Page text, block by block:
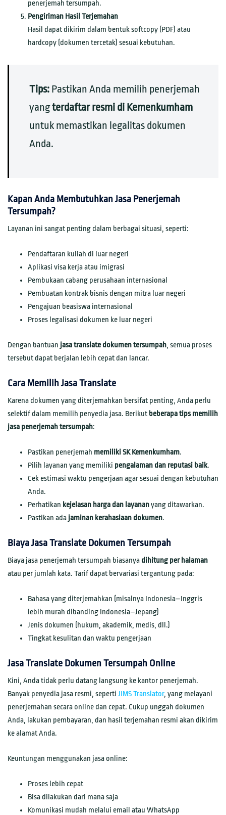
penerjemah tersumpah.
Pengiriman Hasil Terjemahan
Hasil dapat dikirim dalam bentuk softcopy (PDF) atau
hardcopy (dokumen tercetak) sesuai kebutuhan.
Tips: Pastikan Anda memilih penerjemah
yangterdaftar resmi di Kemenkumham
untuk memastikan legalitas dokumen
Anda.
Kapan Anda Membutuhkan Jasa Penerjemah
Tersumpah?
Layanan ini sangat penting dalam berbagai situasi, seperti:
Pendaftaran kuliah di luar negeri
Aplikasi visa kerja atau imigrasi
Pembukaan cabang perusahaan internasional
Pembuatan kontrak bisnis dengan mitra luar negeri
Pengajuan beasiswa internasional
Proses legalisasi dokumen ke luar negeri
Dengan bantuan jasa translate dokumen tersumpah, semua proses
tersebut dapat berjalan lebih cepat dan lancar.
Cara Memilih Jasa Translate
Karena dokumen yang diterjemahkan bersifat penting, Anda perlu
selektif dalam memilih penyedia jasa. Berikut beberapa tips memilih
jasa penerjemah tersumpah:
Pastikan penerjemah memiliki SK Kemenkumham.
Pilih layanan yang memiliki pengalaman dan reputasi baik.
Cek estimasi waktu pengerjaan agar sesuai dengan kebutuhan
Anda.
Perhatikan kejelasan harga dan layananyang ditawarkan.
Pastikan ada jaminan kerahasiaan dokumen.
Biaya Jasa Translate Dokumen Tersumpah
Biaya jasa penerjemah tersumpah biasanya dihitung per halaman
atau per jumlah kata. Tarif dapat bervariasi tergantung pada:
Bahasa yang diterjemahkan (misalnya Indonesia–Inggris
lebih murah dibanding Indonesia–Jepang)
Jenis dokumen (hukum, akademik, medis, dll.)
Tingkat kesulitan dan waktu pengerjaan
Jasa Translate Dokumen Tersumpah Online
Kini, Anda tidak perlu datang langsung ke kantor penerjemah.
Banyak penyedia jasa resmi, seperti JIMS Translator, yang melayani
penerjemahan secara online dan cepat. Cukup unggah dokumen
Anda, lakukan pembayaran, dan hasil terjemahan resmi akan dikirim
ke alamat Anda.
Keuntungan menggunakan jasa online:
Proses lebih cepat
Bisa dilakukan dari mana saja
Komunikasi mudah melalui email atau WhatsApp